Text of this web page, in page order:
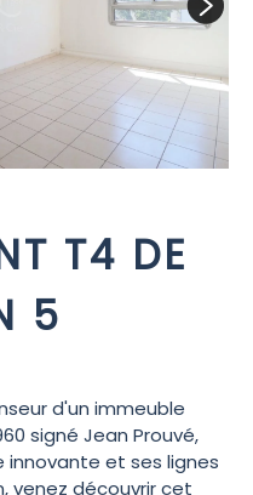
T4 DE
5
d'un immeuble
signé Jean Prouvé,
et ses lignes
venez découvrir cet